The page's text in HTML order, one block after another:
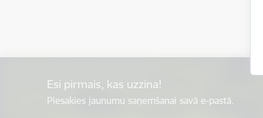
Esi pirmais, kas uzzina!
Piesakies jaunumu saņemšanai savā e-pastā.